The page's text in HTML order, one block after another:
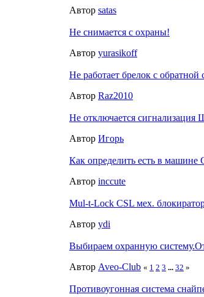
Автор satas
Не снимается с охраны!
Автор yurasikoff
Не работает брелок с обратной
Автор Raz2010
Не отключается сигнализация
Автор Игорь
Как определить есть в
Автор inccute
Mul-t-Lock CSL мех.
Автор ydi
Выбираем охранную
Автор Aveo-Club « 1 2 3 ... 32 »
Противоугонная система